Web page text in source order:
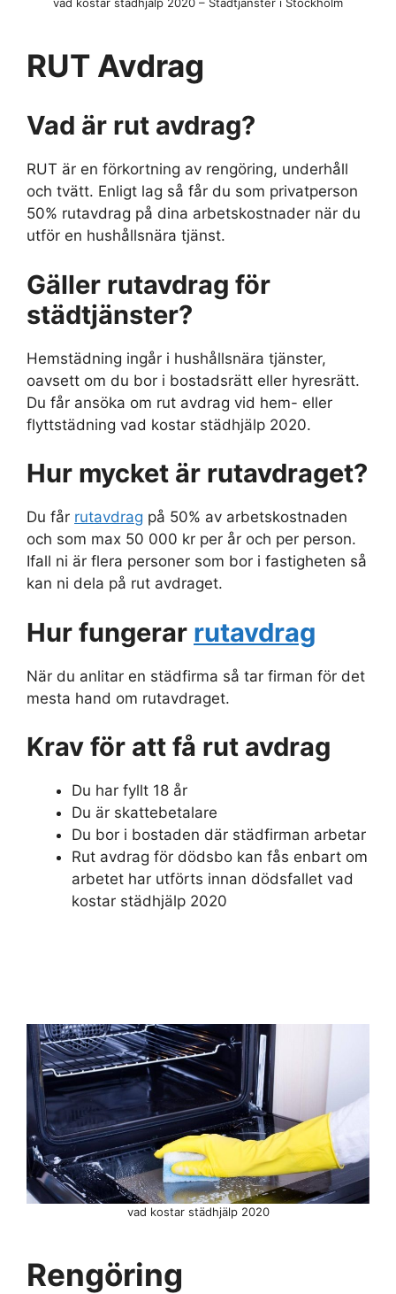
RUT Avdrag
Vad är rut avdrag?
RUT är en förkortning av rengöring, underhåll
och tvätt. Enligt lag så får du som privatperson
50% rutavdrag på dina arbetskostnader när du
utför en hushållsnära tjänst.
Gäller rutavdrag för
städtjänster?
Hemstädning ingår i hushållsnära tjänster,
oavsett om du bor i bostadsrätt eller hyresrätt.
Du får ansöka om rut avdrag vid hem- eller
flyttstädning vad kostar städhjälp 2020.
Hur mycket är rutavdraget?
Du får rutavdrag på 50% av arbetskostnaden
och som max 50 000 kr per år och per person.
Ifall ni är flera personer som bor i fastigheten så
kan ni dela på rut avdraget.
Hur fungerar rutavdrag
När du anlitar en städfirma så tar firman för det
mesta hand om rutavdraget.
Krav för att få rut avdrag
Du har fyllt 18 år
Du är skattebetalare
Du bor i bostaden där städfirman arbetar
Rut avdrag för dödsbo kan fås enbart om
arbetet har utförts innan dödsfallet vad
kostar städhjälp 2020
vad kostar städhjälp 2020
Rengöring